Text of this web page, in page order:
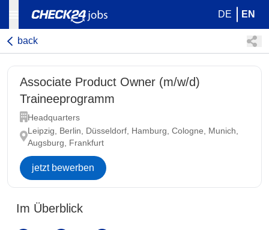
DE EN
back
Associate Product Owner (m/w/d)
Traineeprogramm
Headquarters
Leipzig, Berlin, Düsseldorf, Hamburg, Cologne, Munich,
Augsburg, Frankfurt
jetzt bewerben
Im Überblick